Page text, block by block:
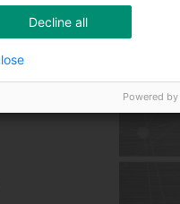
Teilen
Länge wie
Decline all
Powered by